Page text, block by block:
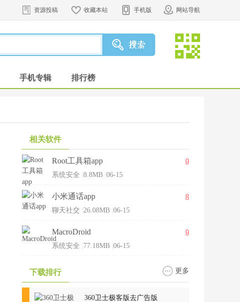
资源投稿 收藏本站 手机版 网站导航
手机专辑 排行榜
相关软件
Root工具箱app
系统安全 8.8MB 06-15
9
小米通话app
聊天社交 26.08MB 06-15
8
MacroDroid
系统安全 77.18MB 06-15
9
下载排行 更多
360卫士极客版去广告版